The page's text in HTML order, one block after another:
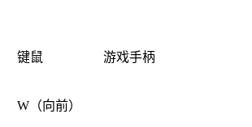
键鼠 游戏手柄
W（向前）